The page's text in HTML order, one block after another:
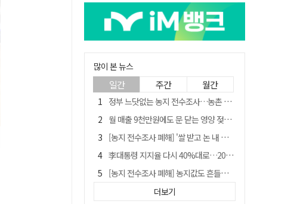
많이 본 뉴스
일간 주간 월간
정부 느닷없는 농지 전수조사…농촌 들쑤시는 '경자유전'의 칼날
월 매출 9천만원에도 문 닫는 영양 젖소농장… "일할 사람이 없어"
[농지 전수조사 폐해] '쌀 받고 논 내 준' 도지농 이제 어쩌나?
李대통령 지지율 다시 40%대로…20대는 18.8%p 급락
[농지 전수조사 폐해] 농지값도 흔들리나…"도지 막히면 헐값 매물 나올 수도"
유승민 "尹 졸업한 서울대 법대·충암고도 없애야"…李 육사 통합 직격
더보기